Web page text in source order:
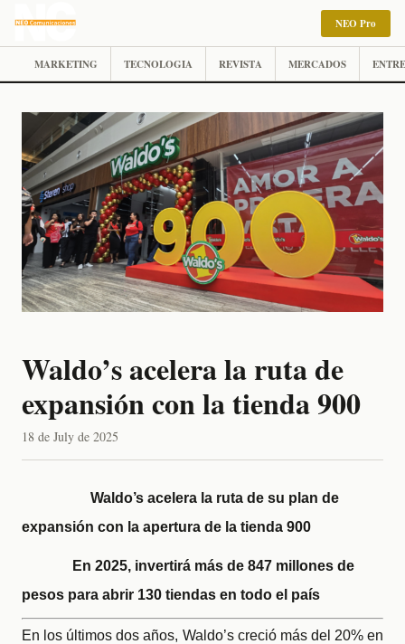
NEO Pro
MARKETING TECNOLOGIA REVISTA MERCADOS
Waldo’s acelera la ruta de
expansión con la tienda 900
18 de July de 2025
Waldo’s acelera la ruta de su plan de
expansión con la apertura de la tienda 900
En 2025, invertirá más de 847 millones de
pesos para abrir 130 tiendas en todo el país
En los últimos dos años, Waldo’s creció más del 20% en